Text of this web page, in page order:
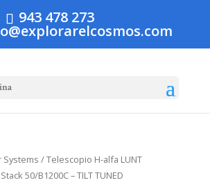
943 478 273
Systems / Telescopio H-alfa LUNT
50/B1200C – TILT TUNED